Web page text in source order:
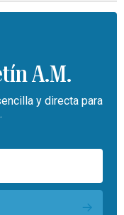
A.M.
y directa para